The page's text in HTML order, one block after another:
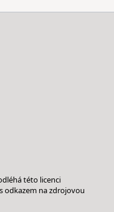
této licenci
odkazem na zdrojovou